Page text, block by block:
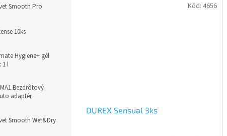
Smooth Pro
10ks
Hygiene+ gél
1 l
Bezdrôtový
adaptér
Smooth Wet&Dry
DUREX Sensual 3ks
Kód: 4656